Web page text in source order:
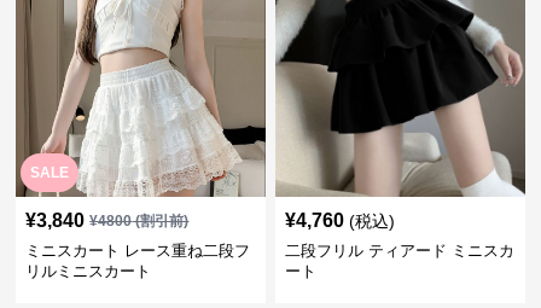
SALE
¥3,840 ¥4800(割引前)
ミニスカート レース重ね二段フ
リルミニスカート
¥4,760 (税込)
二段フリル ティアード ミニスカ
ート